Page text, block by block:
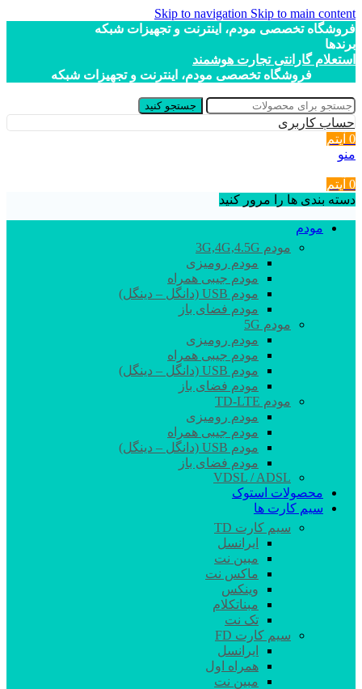
Skip to navigation Skip to main content
فروشگاه تخصصی مودم، اینترنت و تجهیزات شبکه
برندها
استعلام گارانتی تجارت هوشمند
فروشگاه تخصصی مودم، اینترنت و تجهیزات شبکه
جستجو کنید
حساب کاربری
0 آیتم
منو
0 آیتم
دسته بندی ها را مرور کنید
مودم
مودم 3G,4G,4.5G
مودم رومیزی
مودم جیبی همراه
مودم USB (دانگل – دینگل)
مودم فضای باز
مودم 5G
مودم رومیزی
مودم جیبی همراه
مودم USB (دانگل – دینگل)
مودم فضای باز
مودم TD-LTE
مودم رومیزی
مودم جیبی همراه
مودم USB (دانگل – دینگل)
مودم فضای باز
VDSL / ADSL
محصولات استوک
سیم کارت ها
سیم کارت TD
ایرانسل
مبین نت
ماکس نت
وینکس
مبناتکلام
تک نت
سیم کارت FD
ایرانسل
همراه اول
مبین نت